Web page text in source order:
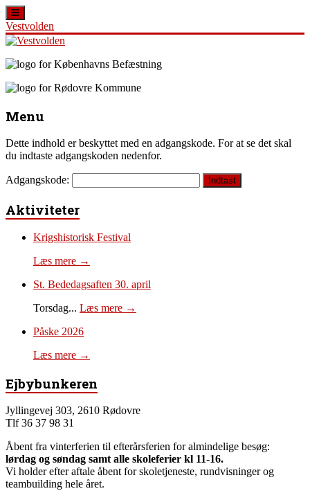
Vestvolden
Skip
content
Vestvolden
Velkommen
Oplevelsescenter
Menu
Dette indhold er beskyttet med en adgangskode. For at se det skal
du indtaste adgangskoden nedenfor.
Adgangskode:
Aktiviteter
Krigshistorisk Festival
Læs mere →
St. Bededagsaften 30. april
Torsdag... Læs mere →
Påske 2026
Læs mere →
Ejbybunkeren
Jyllingevej 303, 2610 Rødovre
Tlf 36 37 98 31
Åbent fra vinterferien til efterårsferien for almindelige besøg:
lørdag og søndag samt alle skoleferier kl 11-16.
Vi holder efter aftale åbent for skoletjeneste, rundvisninger og
teambuilding hele året.